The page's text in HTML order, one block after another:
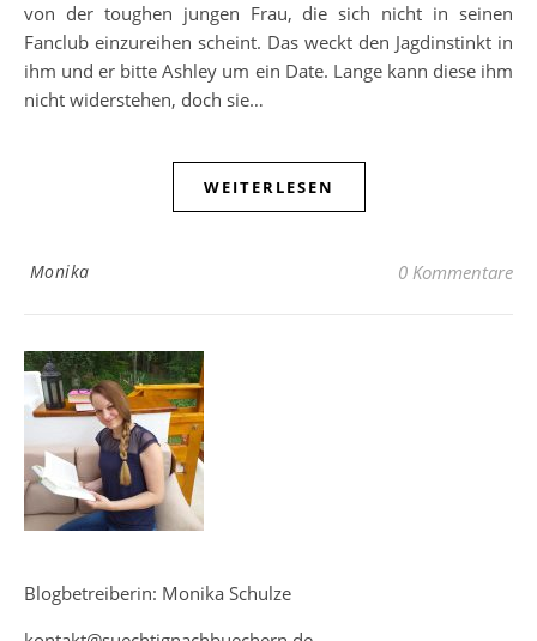
von der toughen jungen Frau, die sich nicht in seinen
Fanclub einzureihen scheint. Das weckt den Jagdinstinkt in
ihm und er bitte Ashley um ein Date. Lange kann diese ihm
nicht widerstehen, doch sie…
WEITERLESEN
Monika 0 Kommentare
Blogbetreiberin: Monika Schulze